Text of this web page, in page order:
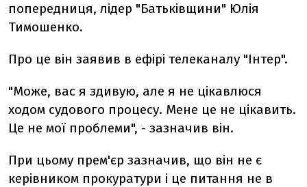
попередниця, лідер "Батьківщини" Юлія
Тимошенко.
Про це він заявив в ефірі телеканалу "Інтер".
"Може, вас я здивую, але я не цікавлюся
ходом судового процесу. Мене це не цікавить.
Це не мої проблеми", - зазначив він.
При цьому прем'єр зазначив, що він не є
керівником прокуратури і це питання не в